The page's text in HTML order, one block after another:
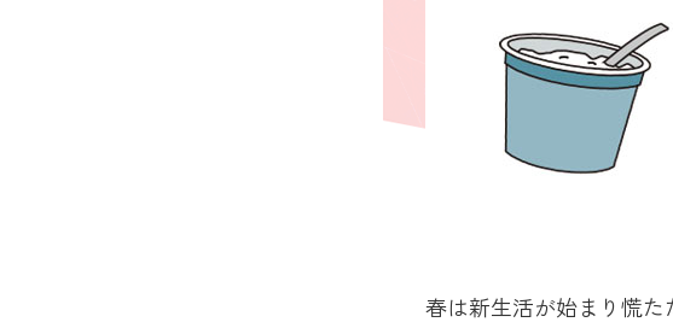
春は新生活が始まり慌